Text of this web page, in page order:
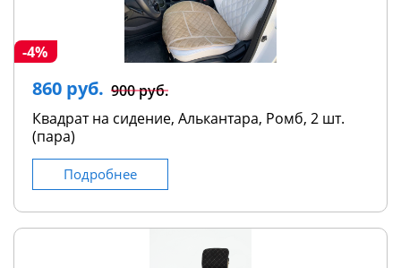
-4%
860 руб. 900 руб.
Квадрат на сидение, Алькантара, Ромб, 2 шт.
(пара)
Подробнее